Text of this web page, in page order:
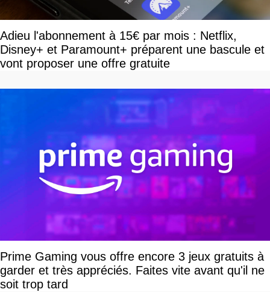
Adieu l'abonnement à 15€ par mois : Netflix,
Disney+ et Paramount+ préparent une bascule et
vont proposer une offre gratuite
Prime Gaming vous offre encore 3 jeux gratuits à
garder et très appréciés. Faites vite avant qu'il ne
soit trop tard